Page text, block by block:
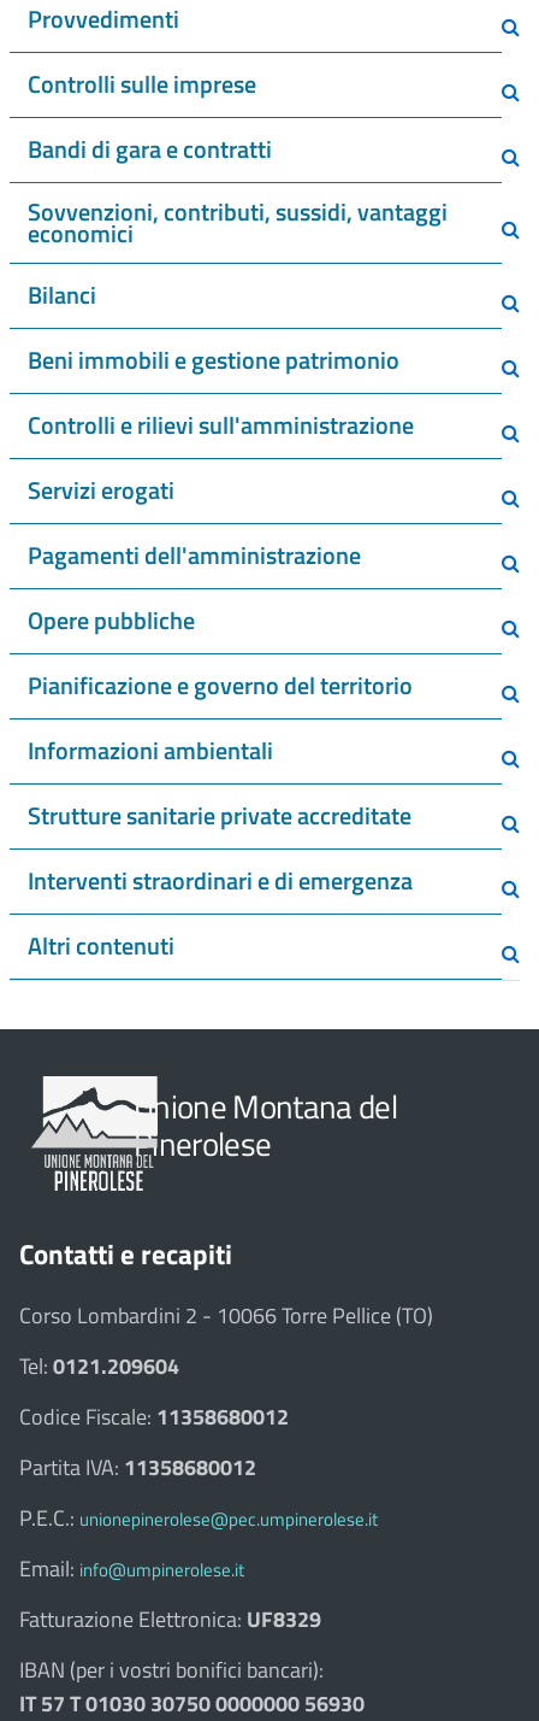
Provvedimenti
Controlli sulle imprese
Bandi di gara e contratti
Sovvenzioni, contributi, sussidi, vantaggi
economici
Bilanci
Beni immobili e gestione patrimonio
Controlli e rilievi sull'amministrazione
Servizi erogati
Pagamenti dell'amministrazione
Opere pubbliche
Pianificazione e governo del territorio
Informazioni ambientali
Strutture sanitarie private accreditate
Interventi straordinari e di emergenza
Altri contenuti
Unione Montana del
Pinerolese
Contatti e recapiti
Corso Lombardini 2 - 10066 Torre Pellice (TO)
Tel:0121.209604
Codice Fiscale: 11358680012
Partita IVA: 11358680012
P.E.C.: unionepinerolese@pec.umpinerolese.it
Email: info@umpinerolese.it
Fatturazione Elettronica: UF8329
IBAN (per i vostri bonifici bancari):
IT 57 T 01030 30750 0000000 56930